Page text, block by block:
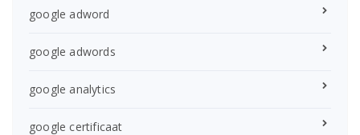
google adword
google adwords
google analytics
google certificaat